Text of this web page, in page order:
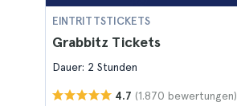
EINTRITTSTICKETS
Grabbitz Tickets
Dauer: 2 Stunden
4.7 (1.870 bewertungen)